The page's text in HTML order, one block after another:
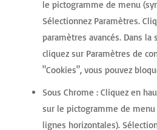
le pictogramme de menu
Sélectionnez Paramètres.
paramètres avancés. Dans
cliquez sur Paramètres de
"Cookies", vous pouvez
Sous Chrome : Cliquez en
sur le pictogramme de
lignes horizontales).